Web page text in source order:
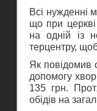
Всі нужденні
що при церкві
на одній із
терцентру,
Як повідомив
допомогу
135 грн.
обідів на